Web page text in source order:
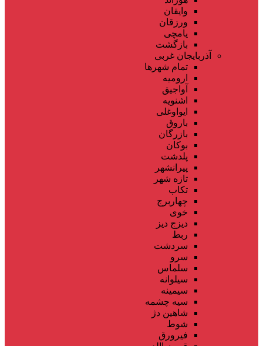
وایقان
ورزقان
یامچی
بازگشت
آذربایجان غربی
تمام شهر‌ها
ارومیه
آواجیق
اشنویه
ایواوغلی
باروق
بازرگان
بوکان
پلدشت
پیرانشهر
تازه شهر
تکاب
چهاربرج
خوی
دیزج دیز
ربط
سردشت
سرو
سلماس
سیلوانه
سیمینه
سیه چشمه
شاهین دژ
شوط
فیرورق